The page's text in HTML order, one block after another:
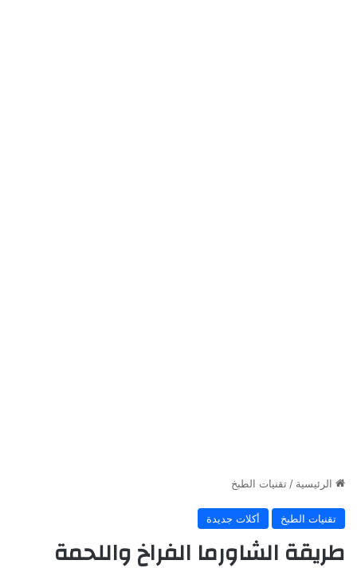
الرئيسية / تقنيات الطبخ
تقنيات الطبخ أكلات جديدة
طريقة الشاورما الفراخ واللحمة